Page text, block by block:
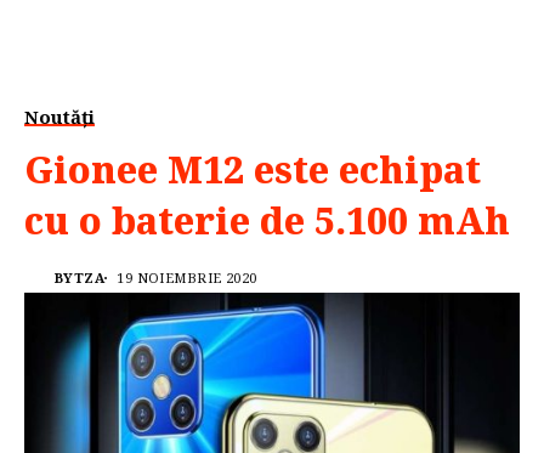
Noutăți
Gionee M12 este echipat
cu o baterie de 5.100 mAh
BYTZA 19 NOIEMBRIE 2020